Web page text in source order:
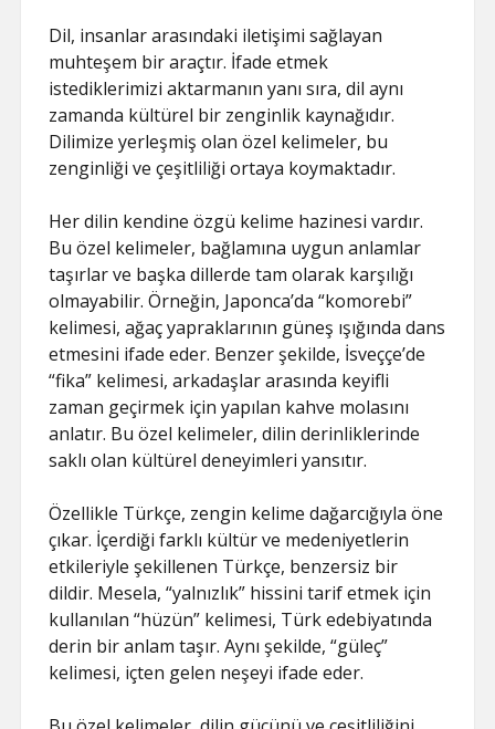
Dil, insanlar arasındaki iletişimi sağlayan
muhteşem bir araçtır. İfade etmek
istediklerimizi aktarmanın yanı sıra, dil aynı
zamanda kültürel bir zenginlik kaynağıdır.
Dilimize yerleşmiş olan özel kelimeler, bu
zenginliği ve çeşitliliği ortaya koymaktadır.
Her dilin kendine özgü kelime hazinesi vardır.
Bu özel kelimeler, bağlamına uygun anlamlar
taşırlar ve başka dillerde tam olarak karşılığı
olmayabilir. Örneğin, Japonca’da “komorebi”
kelimesi, ağaç yapraklarının güneş ışığında dans
etmesini ifade eder. Benzer şekilde, İsveççe’de
“fika” kelimesi, arkadaşlar arasında keyifli
zaman geçirmek için yapılan kahve molasını
anlatır. Bu özel kelimeler, dilin derinliklerinde
saklı olan kültürel deneyimleri yansıtır.
Özellikle Türkçe, zengin kelime dağarcığıyla öne
çıkar. İçerdiği farklı kültür ve medeniyetlerin
etkileriyle şekillenen Türkçe, benzersiz bir
dildir. Mesela, “yalnızlık” hissini tarif etmek için
kullanılan “hüzün” kelimesi, Türk edebiyatında
derin bir anlam taşır. Aynı şekilde, “güleç”
kelimesi, içten gelen neşeyi ifade eder.